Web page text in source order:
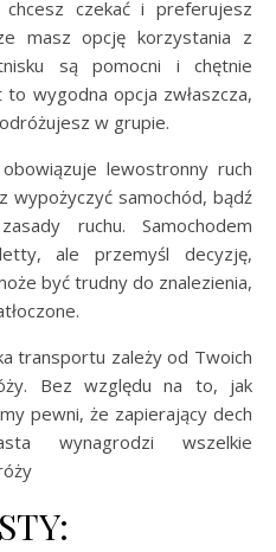
czekać i preferujesz
masz opcję korzystania z
są pomocni i chętnie
wygodna opcja zwłaszcza,
w grupie.
lewostronny ruch
wypożyczyć samochód, bądź
ruchu. Samochodem
ale przemyśl decyzję,
być trudny do znalezienia,
transportu zależy od Twoich
Bez względu na to, jak
pewni, że zapierający dech
wynagrodzi wszelkie